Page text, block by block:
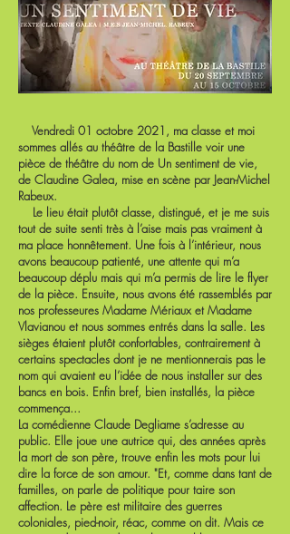
Vendredi 01 octobre 2021, ma classe et moi
sommes allés au théâtre de la Bastille voir une
pièce de théâtre du nom de Un sentiment de vie,
de Claudine Galea, mise en scène par Jean-Michel
Rabeux.
Le lieu était plutôt classe, distingué, et je me suis
tout de suite senti très à l’aise mais pas vraiment à
ma place honnêtement. Une fois à l’intérieur, nous
avons beaucoup patienté, une attente qui m’a
beaucoup déplu mais qui m’a permis de lire le flyer
de la pièce. Ensuite, nous avons été rassemblés par
nos professeures Madame Mériaux et Madame
Vlavianou et nous sommes entrés dans la salle. Les
sièges étaient plutôt confortables, contrairement à
certains spectacles dont je ne mentionnerais pas le
nom qui avaient eu l’idée de nous installer sur des
bancs en bois. Enfin bref, bien installés, la pièce
commença...
La comédienne Claude Degliame s’adresse au
public. Elle joue une autrice qui, des années après
la mort de son père, trouve enfin les mots pour lui
dire la force de son amour. "Et, comme dans tant de
familles, on parle de politique pour taire son
affection. Le père est militaire des guerres
coloniales, pied-noir, réac, comme on dit. Mais ce